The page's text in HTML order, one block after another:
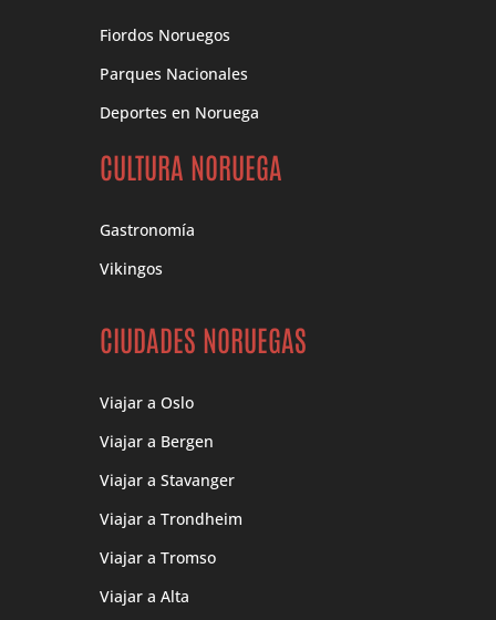
Fiordos Noruegos
Parques Nacionales
Deportes en Noruega
CULTURA NORUEGA
Gastronomía
Vikingos
CIUDADES NORUEGAS
Viajar a Oslo
Viajar a Bergen
Viajar a Stavanger
Viajar a Trondheim
Viajar a Tromso
Viajar a Alta